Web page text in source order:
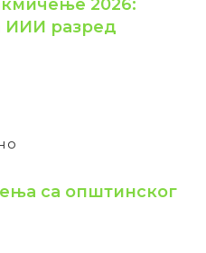
2026:
ИВ разред